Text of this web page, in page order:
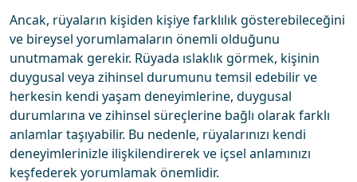
Ancak, rüyaların kişiden kişiye farklılık gösterebileceğini
ve bireysel yorumlamaların önemli olduğunu
unutmamak gerekir. Rüyada ıslaklık görmek, kişinin
duygusal veya zihinsel durumunu temsil edebilir ve
herkesin kendi yaşam deneyimlerine, duygusal
durumlarına ve zihinsel süreçlerine bağlı olarak farklı
anlamlar taşıyabilir. Bu nedenle, rüyalarınızı kendi
deneyimlerinizle ilişkilendirerek ve içsel anlamınızı
keşfederek yorumlamak önemlidir.